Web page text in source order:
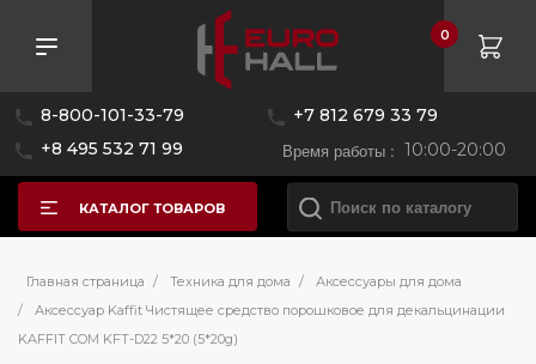
8-800-101-33-79
+7 812 679 33 79
+8 495 532 71 99
Время работы : 10:00-20:00
0
КАТАЛОГ ТОВАРОВ
Главная страница / Техника для дома /
Аксессуары для дома
/
Аксессуар Kaffit Чистящее средство порошковое для декальцинации
KAFFIT COM KFT-D22 5*20 (5*20g)